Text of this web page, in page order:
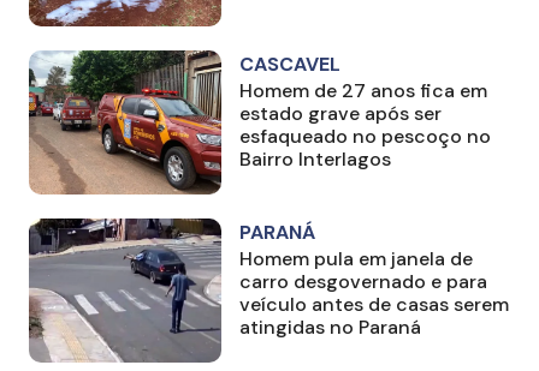
CASCAVEL
Homem de 27 anos fica em
estado grave após ser
esfaqueado no pescoço no
Bairro Interlagos
PARANÁ
Homem pula em janela de
carro desgovernado e para
veículo antes de casas serem
atingidas no Paraná